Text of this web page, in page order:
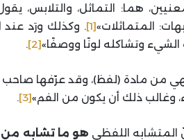
المتماثلات»[1]
وتشاكله لونًا ووصفًا»[2]
.
من مادة (لفظ)، وقد عرّفها صاحب
وغالب ذلك أن يكون من الفم»[3]
.
اللفظي هو ما تشابه من